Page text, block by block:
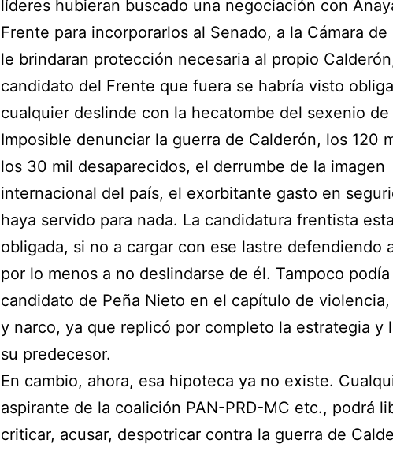
líderes hubieran buscado una negociación con
Frente para incorporarlos al Senado, a la Cámara
le brindaran protección necesaria al propio
candidato del Frente que fuera se habría visto
cualquier deslinde con la hecatombe del sexenio de
Imposible denunciar la guerra de Calderón, los 120
los 30 mil desaparecidos, el derrumbe de la imagen
internacional del país, el exorbitante gasto en
haya servido para nada. La candidatura frentista
obligada, si no a cargar con ese lastre defendiendo
por lo menos a no deslindarse de él. Tampoco
candidato de Peña Nieto en el capítulo de
y narco, ya que replicó por completo la estrategia y
su predecesor.
En cambio, ahora, esa hipoteca ya no existe.
aspirante de la coalición PAN-PRD-MC etc., podrá
criticar, acusar, despotricar contra la guerra de